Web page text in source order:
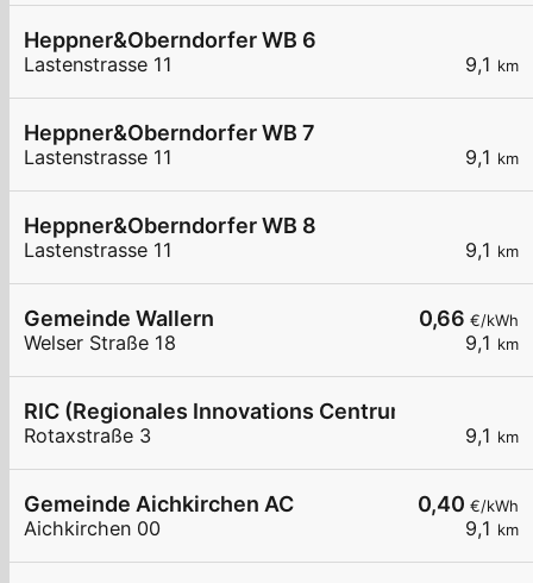
9,1 km
Heppner&Oberndorfer WB 6
Lastenstrasse 11
9,1 km
Heppner&Oberndorfer WB 7
Lastenstrasse 11
9,1 km
Heppner&Oberndorfer WB 8
Lastenstrasse 11
0,66 €/kWh
9,1 km
Gemeinde Wallern
Welser Straße 18
9,1 km
RIC (Regionales Innovations Centrum) GmbH
Rotaxstraße 3
0,40 €/kWh
9,1 km
Gemeinde Aichkirchen AC
Aichkirchen 00